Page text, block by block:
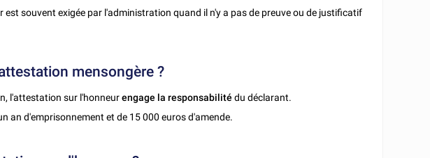
souvent exigée par l'administration quand il n'y a pas de preuve ou de justificatif
mensongère ?
l'attestation sur l'honneurengage la responsabilité du déclarant.
an d'emprisonnement et de 15 000 euros d'amende.